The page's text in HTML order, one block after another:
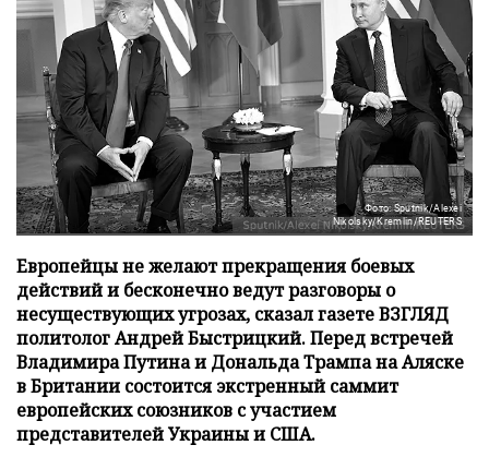
Фото: Sputnik/Alexei
Nikolsky/Kremlin/REUTERS
Европейцы не желают прекращения боевых
действий и бесконечно ведут разговоры о
несуществующих угрозах, сказал газете ВЗГЛЯД
политолог Андрей Быстрицкий. Перед встречей
Владимира Путина и Дональда Трампа на Аляске
в Британии состоится экстренный саммит
европейских союзников с участием
представителей Украины и США.